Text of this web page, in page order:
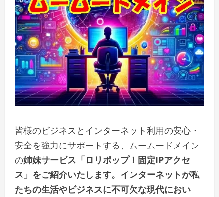
皆様のビジネスとインターネット利用の安心・
安全を強力にサポートする、ムームードメイン
の姉妹サービス「ロリポップ！固定IPアクセ
ス」をご紹介いたします。インターネットが私
たちの生活やビジネスに不可欠な現代におい